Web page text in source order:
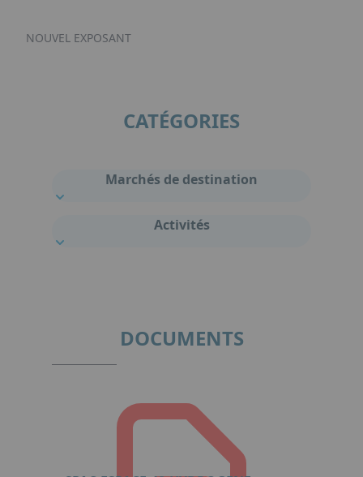
NOUVEL EXPOSANT
CATÉGORIES
Marchés de destination
Activités
DOCUMENTS